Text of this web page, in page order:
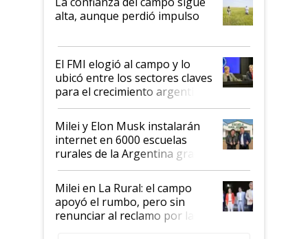
Juan Félix Rossetti, el libertario
que de una dura crisis salió
de Milei
alta, aunque perdió impulso
El FMI elogió al campo y lo
ubicó entre los sectores claves
para el crecimiento argentino
Milei y Elon Musk instalarán
internet en 6000 escuelas
rurales de la Argentina gracias
a un acuerdo con Starlink
Milei en La Rural: el campo
apoyó el rumbo, pero sin
renunciar al reclamo por las